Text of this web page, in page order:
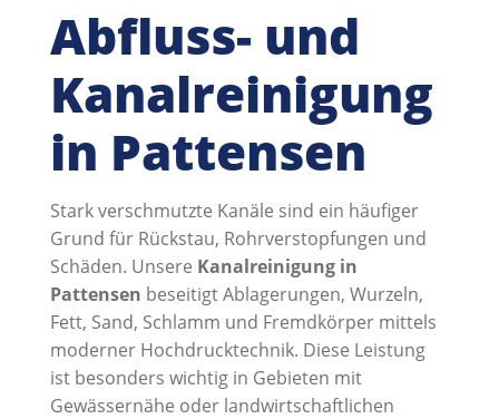
Abfluss- und
Kanalreinigung
in Pattensen
Stark verschmutzte Kanäle sind ein häufiger
Grund für Rückstau, Rohrverstopfungen und
Schäden. Unsere Kanalreinigung in
Pattensen beseitigt Ablagerungen, Wurzeln,
Fett, Sand, Schlamm und Fremdkörper mittels
moderner Hochdrucktechnik. Diese Leistung
ist besonders wichtig in Gebieten mit
Gewässernähe oder landwirtschaftlichen